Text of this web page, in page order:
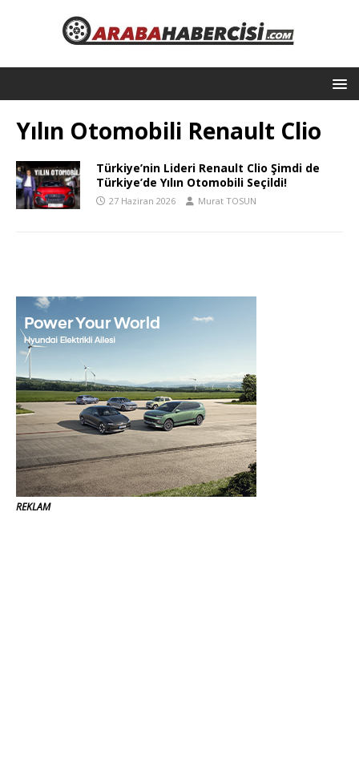
Yılın Otomobili Renault Clio
Türkiye’nin Lideri Renault Clio Şimdi de
Türkiye’de Yılın Otomobili Seçildi!
27 Haziran 2026 Murat TOSUN
REKLAM